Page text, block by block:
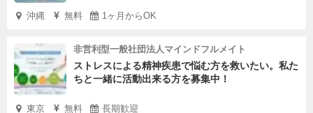
沖縄 無料 1ヶ月からOK
非営利型一般社団法人マインドフルメイト
ストレスによる精神疾患で悩む方を救いたい。私た
ちと一緒に活動出来る方を募集中！
東京 無料 長期歓迎